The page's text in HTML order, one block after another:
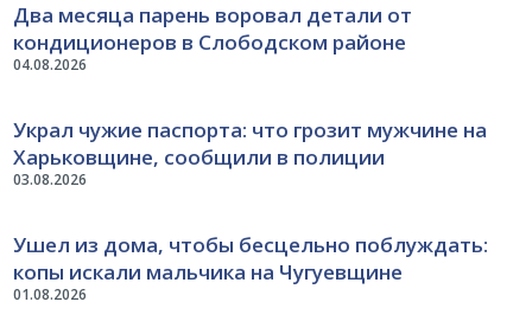
04.08.2026
Два месяца парень воровал детали от
кондиционеров в Слободском районе
03.08.2026
Украл чужие паспорта: что грозит мужчине на
Харьковщине, сообщили в полиции
01.08.2026
Ушел из дома, чтобы бесцельно поблуждать:
копы искали мальчика на Чугуевщине